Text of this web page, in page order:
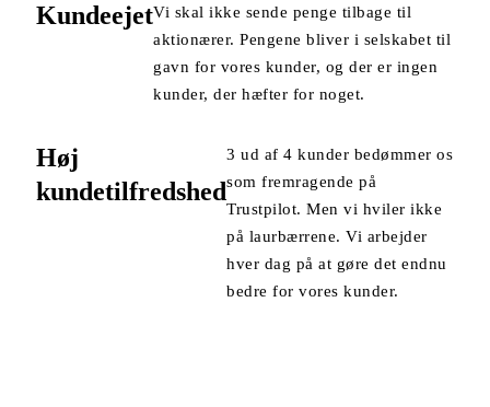
KundeejetVi skal ikke sende penge tilbage til
aktionærer. Pengene bliver i selskabet til
gavn for vores kunder, og der er ingen
kunder, der hæfter for noget.
Høj
kundetilfredshed
3 ud af 4 kunder bedømmer os
som fremragende på
Trustpilot. Men vi hviler ikke
på laurbærrene. Vi arbejder
hver dag på at gøre det endnu
bedre for vores kunder.